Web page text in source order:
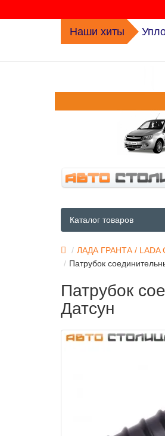
Наши хиты
Каталог товаров
ЛАДА ГРАНТА / LADA
Патрубок
Патрубок
Датсун